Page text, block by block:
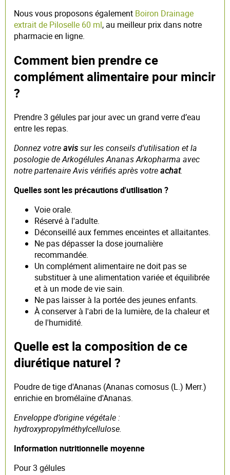
Nous vous proposons également Boiron Drainage
extrait de Piloselle 60 ml, au meilleur prix dans notre
pharmacie en ligne.
Comment bien prendre ce
complément alimentaire pour mincir
?
Prendre 3 gélules par jour avec un grand verre d’eau
entre les repas.
Donnez votreavissur les conseils d'utilisation et la
posologie de Arkogélules Ananas Arkopharma avec
notre partenaire Avis vérifiés après votreachat.
Quelles sont les précautions d'utilisation ?
Voie orale.
Réservé à l'adulte.
Déconseillé aux femmes enceintes et allaitantes.
Ne pas dépasser la dose journalière
recommandée.
Un complément alimentaire ne doit pas se
substituer à une alimentation variée et équilibrée
et à un mode de vie sain.
Ne pas laisser à la portée des jeunes enfants.
À conserver à l'abri de la lumière, de la chaleur et
de l'humidité.
Quelle est la composition de ce
diurétique naturel ?
Poudre de tige d'Ananas (Ananas comosus (L.) Merr.)
enrichie en bromélaïne d'Ananas.
Enveloppe d’origine végétale :
hydroxypropylméthylcellulose.
Information nutritionnelle moyenne
Pour 3 gélules